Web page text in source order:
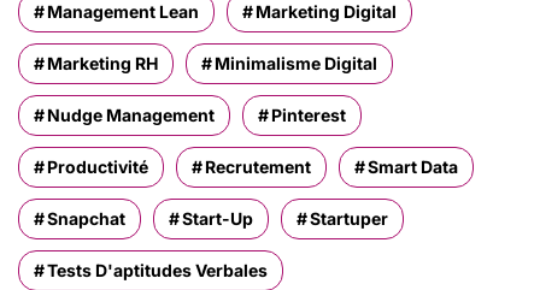
Management Lean Marketing Digital
Marketing RH Minimalisme Digital
Nudge Management Pinterest
Productivité Recrutement Smart Data
Snapchat Start-Up Startuper
Tests D'aptitudes Verbales